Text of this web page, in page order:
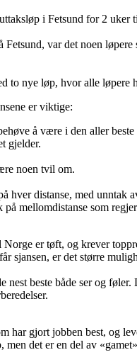
i Fetsund for 2 uker
Fetsund, var det noen
to nye løp, hvor alle
er viktige:
å være i den aller
gjelder.
noen tvil om.
hver distanse, med unntak
mellomdistanse som
er tøft, og krever
sjansen, er det større
nest beste både ser og
har gjort jobben best, og
det er en del av